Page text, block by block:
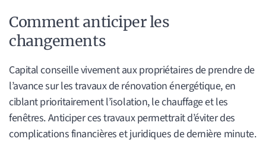
Comment anticiper les
changements
Capital conseille vivement aux propriétaires de prendre de
l’avance sur les travaux de rénovation énergétique, en
ciblant prioritairement l’isolation, le chauffage et les
fenêtres. Anticiper ces travaux permettrait d’éviter des
complications financières et juridiques de dernière minute.